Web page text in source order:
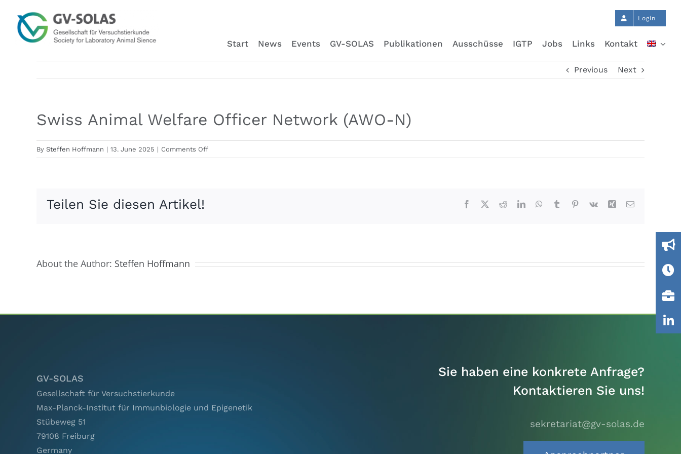
content
Login
Start News Events GV-SOLAS Publikationen Ausschüsse IGTP Jobs Links Kontakt
Previous Next
Swiss Animal Welfare Officer Network (AWO-N)
By Steffen Hoffmann | 13. June 2025 | Comments Offon
Swiss
Teilen Sie diesen Artikel! Facebook RedditLinkedInWhatsApp
Tumblr Pinterest
Vk Xing Email
About the Author: Steffen Hoffmann
GV-SOLAS
Gesellschaft für Versuchstierkunde
Max-Planck-Institut für Immunbiologie und Epigenetik
Stübeweg 51
79108 Freiburg
Germany
Sie haben eine konkrete Anfrage?
Kontaktieren Sie uns!
sekretariat@gv-solas.de